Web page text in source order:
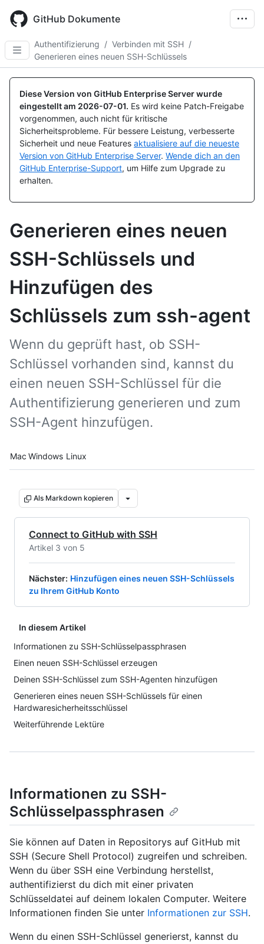
main
content
GitHub Dokumente
Authentifizierung / Verbinden mit SSH /
Generieren eines neuen SSH-Schlüssels
Diese Version von GitHub Enterprise Server wurde
eingestellt am 2026-07-01. Es wird keine Patch-Freigabe
vorgenommen, auch nicht für kritische
Sicherheitsprobleme. Für bessere Leistung, verbesserte
Sicherheit und neue Features aktualisiere auf die neueste
Version von GitHub Enterprise Server. Wende dich an den
GitHub Enterprise-Support, um Hilfe zum Upgrade zu
erhalten.
Generieren eines neuen
SSH-Schlüssels und
Hinzufügen des
Schlüssels zum ssh-agent
Wenn du geprüft hast, ob SSH-
Schlüssel vorhanden sind, kannst du
einen neuen SSH-Schlüssel für die
Authentifizierung generieren und zum
SSH-Agent hinzufügen.
Platform navigation
Mac Windows Linux
Als Markdown kopieren
Connect to GitHub with SSH
Artikel 3 von 5
Nächster: Hinzufügen eines neuen SSH-Schlüssels
zu Ihrem GitHub Konto
In diesem Artikel
Informationen zu SSH-Schlüsselpassphrasen
Einen neuen SSH-Schlüssel erzeugen
Deinen SSH-Schlüssel zum SSH-Agenten hinzufügen
Generieren eines neuen SSH-Schlüssels für einen
Hardwaresicherheitsschlüssel
Weiterführende Lektüre
Informationen zu SSH-
Schlüsselpassphrasen
Sie können auf Daten in Repositorys auf GitHub mit
SSH (Secure Shell Protocol) zugreifen und schreiben.
Wenn du über SSH eine Verbindung herstellst,
authentifizierst du dich mit einer privaten
Schlüsseldatei auf deinem lokalen Computer. Weitere
Informationen finden Sie unter Informationen zur SSH.
Wenn du einen SSH-Schlüssel generierst, kannst du